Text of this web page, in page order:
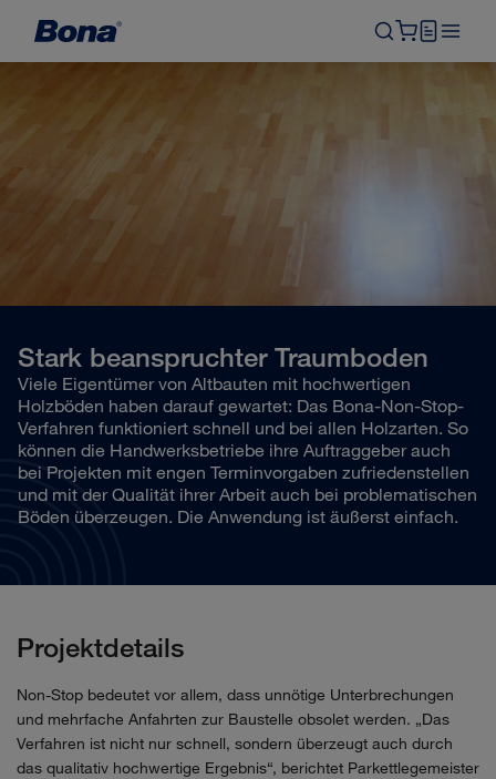
Stark beanspruchter Traumboden
Viele Eigentümer von Altbauten mit hochwertigen
Holzböden haben darauf gewartet: Das Bona-Non-Stop-
Verfahren funktioniert schnell und bei allen Holzarten. So
können die Handwerksbetriebe ihre Auftraggeber auch
bei Projekten mit engen Terminvorgaben zufriedenstellen
und mit der Qualität ihrer Arbeit auch bei problematischen
Böden überzeugen. Die Anwendung ist äußerst einfach.
Projektdetails
Non-Stop bedeutet vor allem, dass unnötige Unterbrechungen
und mehrfache Anfahrten zur Baustelle obsolet werden. „Das
Verfahren ist nicht nur schnell, sondern überzeugt auch durch
das qualitativ hochwertige Ergebnis“, berichtet Parkettlegemeister